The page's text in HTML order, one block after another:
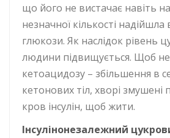
що його не вистачає навіть
незначної кількості надійшла
глюкози. Як наслідок рівень
людини підвищується. Щоб не
кетоацидозу – збільшення в
кетонових тіл, хворі змушені
кров інсулін, щоб жити.
Інсулінонезалежний